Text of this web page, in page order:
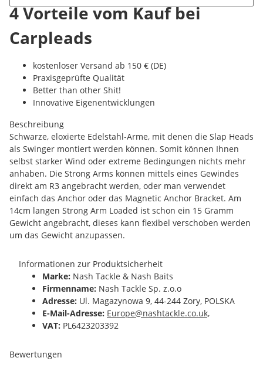
4 Vorteile vom Kauf bei
Carpleads
kostenloser Versand ab 150 € (DE)
Praxisgeprüfte Qualität
Better than other Shit!
Innovative Eigenentwicklungen
Beschreibung
Schwarze, eloxierte Edelstahl-Arme, mit denen die Slap Heads
als Swinger montiert werden können. Somit können Ihnen
selbst starker Wind oder extreme Bedingungen nichts mehr
anhaben. Die Strong Arms können mittels eines Gewindes
direkt am R3 angebracht werden, oder man verwendet
einfach das Anchor oder das Magnetic Anchor Bracket. Am
14cm langen Strong Arm Loaded ist schon ein 15 Gramm
Gewicht angebracht, dieses kann flexibel verschoben werden
um das Gewicht anzupassen.
Informationen zur Produktsicherheit
Marke: Nash Tackle & Nash Baits
Firmenname: Nash Tackle Sp. z.o.o
Adresse: Ul. Magazynowa 9, 44-244 Zory, POLSKA
E-Mail-Adresse: Europe@nashtackle.co.uk,
VAT: PL6423203392
Bewertungen